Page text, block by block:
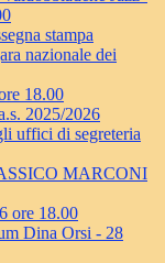
stampa
nazionale dei
18.00
2025/2026
uffici di segreteria
MARCONI
ore 18.00
Dina Orsi - 28